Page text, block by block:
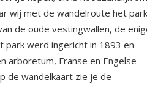
wij met de wandelroute het park
de oude vestingwallen, de
park werd ingericht in 1893 en
arboretum, Franse en Engelse
de wandelkaart zie je de